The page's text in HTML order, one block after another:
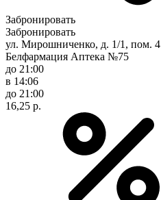
Забронировать
Забронировать
ул. Мирошниченко, д. 1/1, пом. 4
Белфармация Аптека №75
до 21:00
в 14:06
до 21:00
16,25 р.